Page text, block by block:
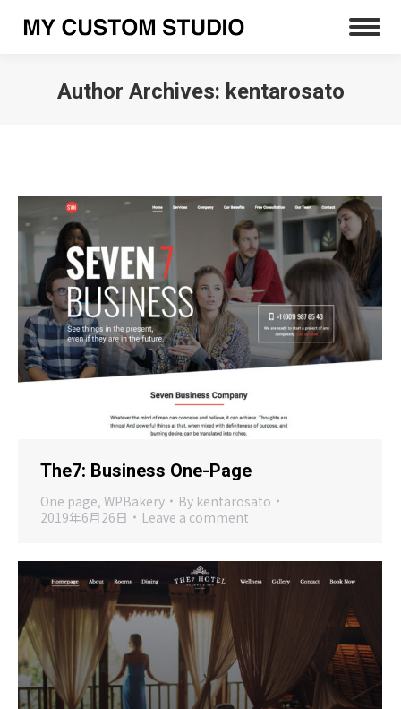
Author Archives: kentarosato
The7: Business One-Page
One page, WPBakery By kentarosato
2019年6月26日
Leave a comment